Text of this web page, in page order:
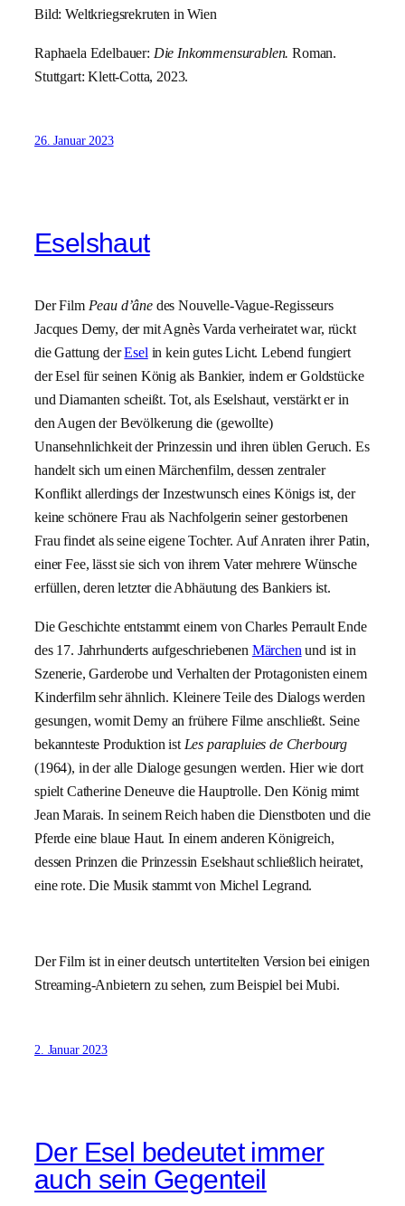
Bild: Weltkriegsrekruten in Wien
Raphaela Edelbauer: Die Inkommensurablen. Roman.
Stuttgart: Klett-Cotta, 2023.
26. Januar 2023
Eselshaut
Der Film Peau d’ânedes Nouvelle-Vague-Regisseurs
Jacques Demy, der mit Agnès Varda verheiratet war, rückt
die Gattung derEselin kein gutes Licht. Lebend fungiert
der Esel für seinen König als Bankier, indem er Goldstücke
und Diamanten scheißt. Tot, als Eselshaut, verstärkt er in
den Augen der Bevölkerung die (gewollte)
Unansehnlichkeit der Prinzessin und ihren üblen Geruch. Es
handelt sich um einen Märchenfilm, dessen zentraler
Konflikt allerdings der Inzestwunsch eines Königs ist, der
keine schönere Frau als Nachfolgerin seiner gestorbenen
Frau findet als seine eigene Tochter. Auf Anraten ihrer Patin,
einer Fee, lässt sie sich von ihrem Vater mehrere Wünsche
erfüllen, deren letzter die Abhäutung des Bankiers ist.
Die Geschichte entstammt einem von Charles Perrault Ende
des 17. Jahrhunderts aufgeschriebenen Märchen und ist in
Szenerie, Garderobe und Verhalten der Protagonisten einem
Kinderfilm sehr ähnlich. Kleinere Teile des Dialogs werden
gesungen, womit Demy an frühere Filme anschließt. Seine
bekannteste Produktion ist Les parapluies de Cherbourg
(1964), in der alle Dialoge gesungen werden. Hier wie dort
spielt Catherine Deneuve die Hauptrolle. Den König mimt
Jean Marais. In seinem Reich haben die Dienstboten und die
Pferde eine blaue Haut. In einem anderen Königreich,
dessen Prinzen die Prinzessin Eselshaut schließlich heiratet,
eine rote. Die Musik stammt von Michel Legrand.
Der Film ist in einer deutsch untertitelten Version bei einigen
Streaming-Anbietern zu sehen, zum Beispiel bei Mubi.
2. Januar 2023
Der Esel bedeutet immer
auch sein Gegenteil